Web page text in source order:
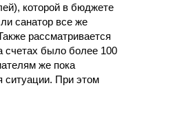
которой в бюджете
санатор все же
рассматривается
счетах было более 100
же пока
ситуации. При этом